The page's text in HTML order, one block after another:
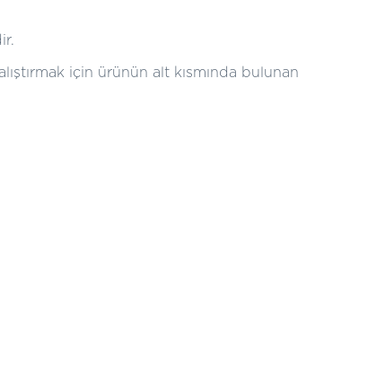
için ürünün alt kısmında bulunan